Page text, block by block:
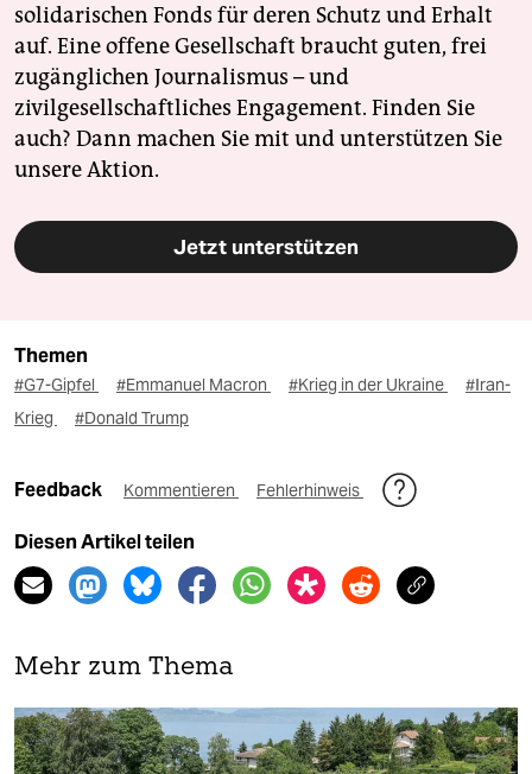
solidarischen Fonds für deren Schutz und Erhalt
auf. Eine offene Gesellschaft braucht guten, frei
zugänglichen Journalismus – und
zivilgesellschaftliches Engagement. Finden Sie
auch? Dann machen Sie mit und unterstützen Sie
unsere Aktion.
Jetzt unterstützen
Themen
#G7-Gipfel #Emmanuel Macron #Krieg in der Ukraine
#Iran-
Krieg
#Donald Trump
Feedback Kommentieren Fehlerhinweis
Diesen Artikel teilen
Mehr zum Thema